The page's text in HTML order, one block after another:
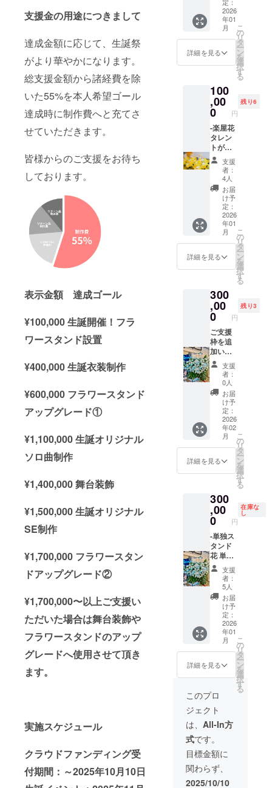
支援金の用途につきまして
達成金額に応じて、生誕祭
がより華やかになります。
総支援金額から諸経費を除
いた55%を本人希望ゴール
達成時に制作費へと充てさ
せていただきます。
皆様からのご支援をお待ち
しております。
表示金額 達成ゴール
¥100,000 生誕開催！フラ
ワースタンド設置
¥400,000 生誕衣装制作
¥600,000 フラワースタンド
アップグレード①
¥1,100,000 生誕オリジナル
ソロ曲制作
¥1,400,000 舞台装飾
¥1,500,000 生誕オリジナル
SE制作
¥1,700,000 フラワースタン
ドアップグレード②
¥1,700,000〜以上ご支援い
ただいた場合は舞台装飾や
フラワースタンドのアップ
グレードへ使用させて頂き
ます。
実施スケジュール
クラウドファンディング受
付期間：～2025年10月10日
状態で
ご自宅
へ発送
させて
いただ
きま
ワー(名
前掲載 )
当日会
場にあ
るスタ
ンドフ
ラワー
前ボー
ドへ生
誕祭ご
支援者
様とし
て記載
された
お名前
を掲載
させて
いただ
ファン
ディン
グ限定
ブロマ
イド 開
催後、
タレン
ト直筆
サイン
を入れ
た状態
でご自
宅へ発
送させ
ていた
だきま
す。 -生
誕限定
アク
キー 生
誕イラ
ストと
備考欄
に記載
された
お名前
がデザ
インさ
れたオ
リジナ
ルネー
ムアク
キーを
作成さ
せてい
ただき
後、リ
品と併
せて発
送いた
しま
す。 ※
スタン
ドフラ
ワー前
す。 の
ぼり旗
には備
考欄に
記載さ
れたお
名前
クネー
ム可・6
文字以
内）を
印刷さ
せてい
ただき
ます。
開催
後、タ
レント
直筆サ
インを
入れた
状態で
ご自宅
へ発送
させて
いただ
きま
タンド
フラ
ワー(名
前掲載 )
当日会
場にあ
るスタ
ンドフ
ラワー
前ボー
ドへ生
誕祭ご
支援者
様とし
てお名
前を掲
載させ
ていた
だきま
す。 備
記載さ
れたお
名前を
掲載さ
せてい
ただき
ます。 -
クラウ
ドファ
ンディ
ング限
定ブロ
マイド
開催
後、タ
レント
直筆サ
インを
入れた
状態で
ご自宅
へ発送
させて
いただ
きま
す。 -生
誕限定
オリジ
ナル
ネーム
2026
年01
月
詳細を見る
こ
の
リ
タ
ー
ン
を
選
択
す
る
100
,00
0 円
残り6
-楽屋花
タレン
トが使
用する
楽屋に
お花を
お届け
いたし
ます。
お花に
は備考
欄に記
載され
たお名
前
（ニッ
ム可・6
文字以
内）を
印刷し
たプ
レート
を付け
させて
いただ
きま
す。生
誕イベ
ント当
日、お
名前の
記載さ
れたプ
レート
をお持
ち帰り
方はス
タッフ
までお
声がけ
くださ
い。 本
体花材
はお持
ち帰り
いただ
けませ
ん。 -の
ぼり旗
当日の
装飾に
使用す
る、の
ぼり旗
を作成
いたし
ます。
のぼり
旗には
備考欄
に記載
された
お名前
（ニッ
クネー
ム可・6
支援
者：
4人
お届
け予
定：
2026
年01
月
詳細を見る
こ
の
リ
タ
ー
ン
を
選
択
す
る
300
,00
0 円
残り3
ご支援
枠を追
加いた
しまし
た！ 他
リター
ンと同
時期の
発送を
予定し
ており
ます。 -
単独ス
タンド
花 単独
スタン
会場に
設置致
しま
す。 お
花には
備考欄
に記載
された
お名前
（ニッ
クネー
ム可・6
文字以
内）を
印刷し
たプ
レート
を付け
させて
いただ
きま
す。当
日単独
スタン
ド花と
同じ花
材を使
用した
ブーケ
をお持
支援
者：
0人
お届
け予
定：
2026
年02
月
詳細を見る
こ
の
リ
タ
ー
ン
を
選
択
す
る
300
,00
0 円
在庫な
し
-単独ス
タンド
花 単独
スタン
ド花を
会場に
設置致
しま
す。 お
花には
備考欄
に記載
された
お名前
（ニッ
クネー
ム可・6
文字以
内）を
印刷し
たプ
レート
を付け
させて
いただ
きま
支援
者：
5人
お届
け予
定：
2026
年01
月
詳細を見る
こ
の
リ
タ
ー
ン
を
選
択
す
る
このプロ
ジェクト
は、 All-In方
式です。
目標金額に
関わらず、
2025/10/10